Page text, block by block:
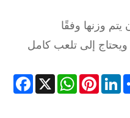
وزنها وفقًا
ويحتاج إلى تلعب كامل
X
WhatsAppPinterestLinkedIn